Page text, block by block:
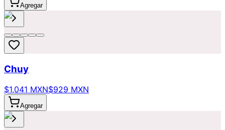
Agregar
Chuy
$1,041 MXN$929 MXN
Agregar